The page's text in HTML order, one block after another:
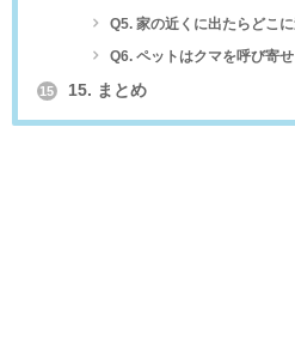
Q5. 家の近くに出たらどこ
Q6. ペットはクマを呼び寄
15 15. まとめ